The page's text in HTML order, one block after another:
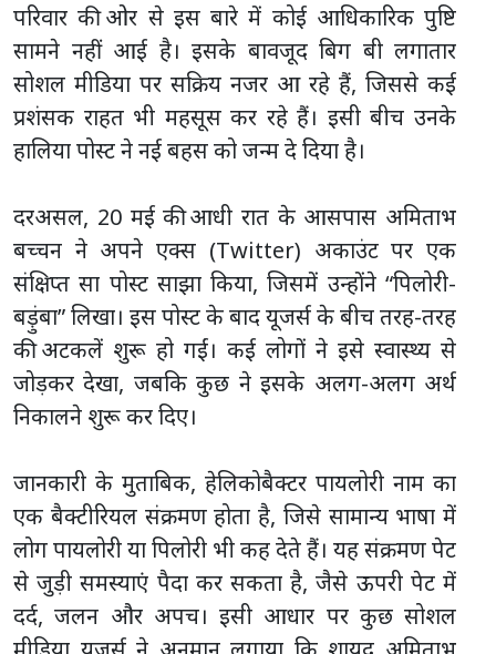
परिवार की ओर से इस बारे में कोई आधिकारिक पुष्टि
सामने नहीं आई है। इसके बावजूद बिग बी लगातार
सोशल मीडिया पर सक्रिय नजर आ रहे हैं, जिससे कई
प्रशंसक राहत भी महसूस कर रहे हैं। इसी बीच उनके
हालिया पोस्ट ने नई बहस को जन्म दे दिया है।
दरअसल, 20 मई की आधी रात के आसपास अमिताभ
बच्चन ने अपने एक्स (Twitter) अकाउंट पर एक
संक्षिप्त सा पोस्ट साझा किया, जिसमें उन्होंने “पिलोरी-
बड़ुंबा” लिखा। इस पोस्ट के बाद यूजर्स के बीच तरह-तरह
की अटकलें शुरू हो गईं। कई लोगों ने इसे स्वास्थ्य से
जोड़कर देखा, जबकि कुछ ने इसके अलग-अलग अर्थ
निकालने शुरू कर दिए।
जानकारी के मुताबिक, हेलिकोबैक्टर पायलोरी नाम का
एक बैक्टीरियल संक्रमण होता है, जिसे सामान्य भाषा में
लोग पायलोरी या पिलोरी भी कह देते हैं। यह संक्रमण पेट
से जुड़ी समस्याएं पैदा कर सकता है, जैसे ऊपरी पेट में
दर्द, जलन और अपच। इसी आधार पर कुछ सोशल